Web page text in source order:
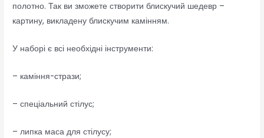
полотно. Так ви зможете створити блискучий шедевр –
картину, викладену блискучим камінням.
У наборі є всі необхідні інструменти:
– каміння-стрази;
– спеціальний стілус;
– липка маса для стілусу;